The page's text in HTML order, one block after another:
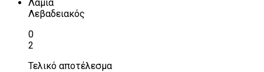
Λαμία
Λεβαδειακός
0
2
Τελικό αποτέλεσμα